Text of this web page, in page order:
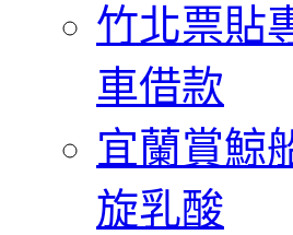
竹北票貼
車借款
宜蘭賞鯨
旋乳酸